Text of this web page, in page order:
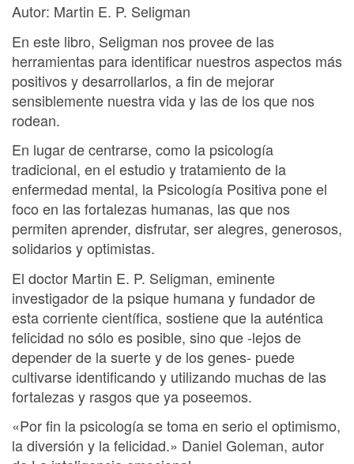
Autor: Martin E. P. Seligman
En este libro, Seligman nos provee de las
herramientas para identificar nuestros aspectos más
positivos y desarrollarlos, a fin de mejorar
sensiblemente nuestra vida y las de los que nos
rodean.
En lugar de centrarse, como la psicología
tradicional, en el estudio y tratamiento de la
enfermedad mental, la Psicología Positiva pone el
foco en las fortalezas humanas, las que nos
permiten aprender, disfrutar, ser alegres, generosos,
solidarios y optimistas.
El doctor Martin E. P. Seligman, eminente
investigador de la psique humana y fundador de
esta corriente científica, sostiene que la auténtica
felicidad no sólo es posible, sino que -lejos de
depender de la suerte y de los genes- puede
cultivarse identificando y utilizando muchas de las
fortalezas y rasgos que ya poseemos.
«Por fin la psicología se toma en serio el optimismo,
la diversión y la felicidad.» Daniel Goleman, autor